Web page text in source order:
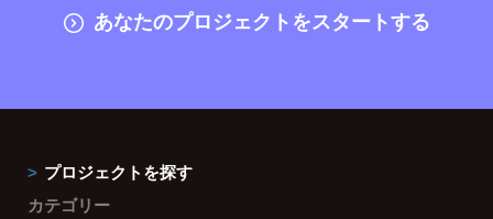
あなたのプロジェクトをスタートする
プロジェクトを探す
カテゴリー